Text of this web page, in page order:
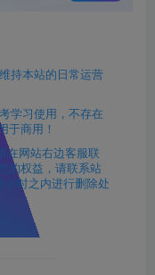
持本站的日常运营
学习使用，不存在
于商用！
在网站右边客服联
的权益，请联系站
小时之内进行删除处